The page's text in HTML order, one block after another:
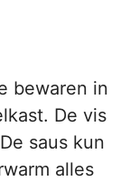
bewaren in
De vis
saus kun
alles